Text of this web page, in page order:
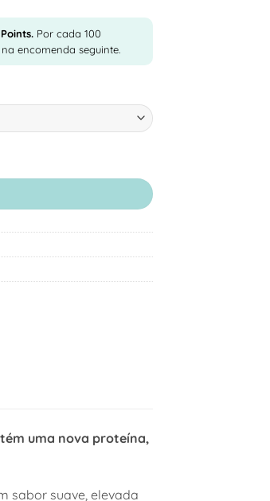
Por cada 100
encomenda seguinte.
Seca para Cão Adulto e Cachorro - Porco
uma nova proteína,
sabor suave, elevada